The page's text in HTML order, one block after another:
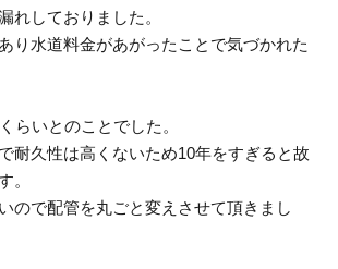
れしておりました。
り水道料金があがったことで気づかれた
らいとのことでした。
耐久性は高くないため10年をすぎると故
。
ので配管を丸ごと変えさせて頂きまし